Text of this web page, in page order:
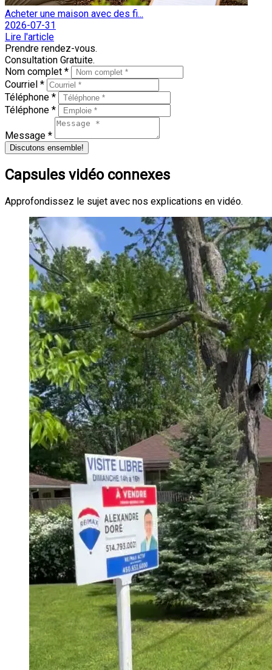
Acheter une maison avec des fi...
2026-07-31
Lire l'article
Prendre rendez-vous.
Consultation Gratuite.
Nom complet *
Courriel *
Téléphone *
Téléphone *
Message *
Discutons ensemble!
Capsules vidéo connexes
Approfondissez le sujet avec nos explications en vidéo.